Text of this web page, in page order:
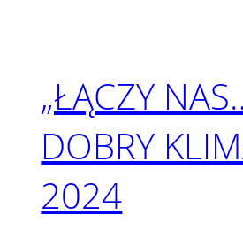
„ŁĄCZY
DOBRY
2024